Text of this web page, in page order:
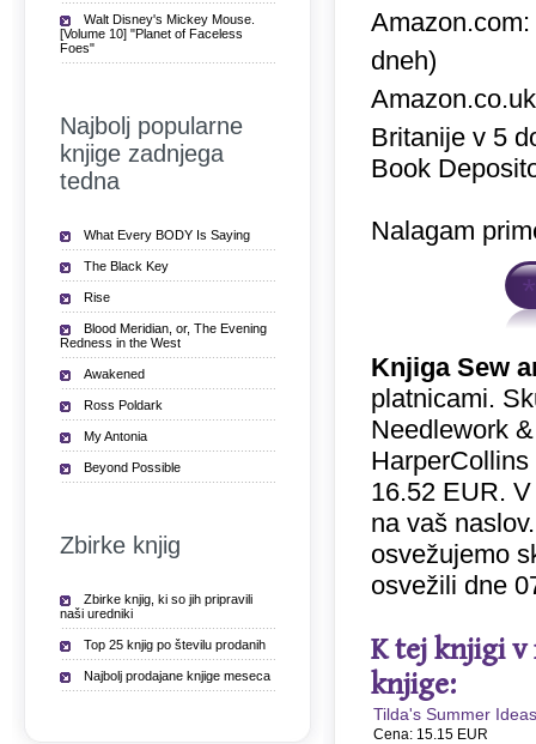
Amazon.com:
dneh)
Britanije v 5
Book
Nalagam
Knjiga Sew
platnicami.
Needlework
16.52 EUR.
na vaš
osvežujemo
osvežili dne
K tej knjigi v
knjige:
Tilda's Summer Ideas
Cena: 15.15 EUR
Walt Disney's Mickey Mouse.
[Volume 10] "Planet of Faceless
Foes"
Najbolj popularne
knjige zadnjega
tedna
What Every BODY Is Saying
The Black Key
Rise
Blood Meridian, or, The Evening
Redness in the West
Awakened
Ross Poldark
My Antonia
Beyond Possible
Zbirke knjig
Zbirke knjig, ki so jih pripravili
naši uredniki
Top 25 knjig po številu prodanih
Najbolj prodajane knjige meseca